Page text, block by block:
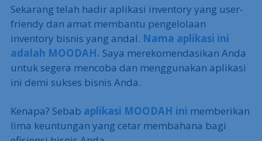
Sekarang telah hadir aplikasi inventory yang user-
friendy dan amat membantu pengelolaan
inventory bisnis yang andal. Nama aplikasi ini
adalah MOODAH. Saya merekomendasikan Anda
untuk segera mencoba dan menggunakan aplikasi
ini demi sukses bisnis Anda.
Kenapa? Sebab aplikasi MOODAH ini memberikan
lima keuntungan yang cetar membahana bagi